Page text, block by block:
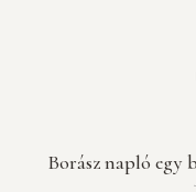
Borász napló egy